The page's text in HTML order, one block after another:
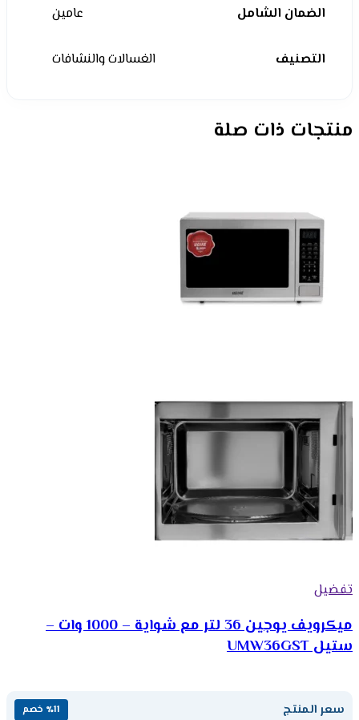
الضمان الشامل عامين
التصنيف الغسالات والنشافات
منتجات ذات صلة
تفضيل
ميكرويف يوجين 36 لتر مع شواية – 1000 وات –
ستيل UMW36GST
سعر المنتج ٪11 خصم